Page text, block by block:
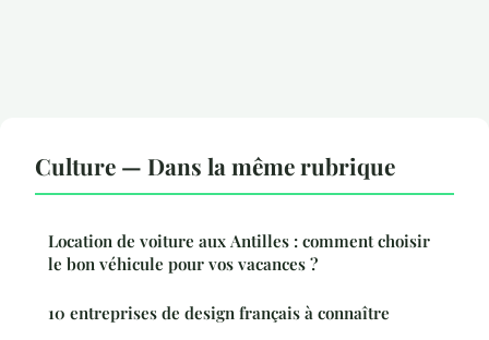
Culture — Dans la même rubrique
Location de voiture aux Antilles : comment choisir
le bon véhicule pour vos vacances ?
10 entreprises de design français à connaître